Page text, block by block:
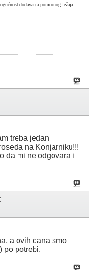
dodavanja pomoćnog ležaja.
treba jedan
na Konjarniku!!!
da mi ne odgovara i
a ovih dana smo
po potrebi.